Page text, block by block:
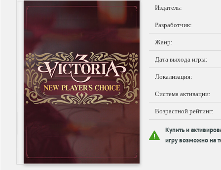
Издатель:
Разработчик:
Жанр:
Дата выхода игры:
Локализация:
Система активации:
Возрастной рейтинг:
Купить и
игру возможно на